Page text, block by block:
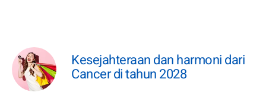
Kesejahteraan dan harmoni dari
Cancer di tahun 2028